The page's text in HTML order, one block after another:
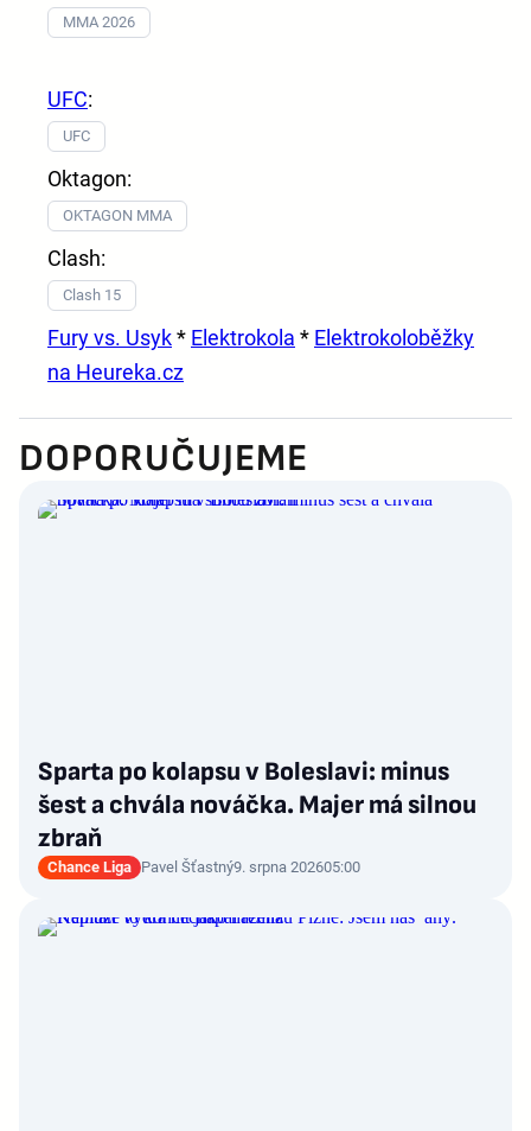
MMA 2026
UFC:
UFC
Oktagon:
OKTAGON MMA
Clash:
Clash 15
Fury vs. Usyk* Elektrokola * Elektrokoloběžky
na Heureka.cz
DOPORUČUJEME
Sparta po kolapsu v Boleslavi: minus
šest a chvála nováčka. Majer má silnou
zbraň
Chance Liga Pavel Šťastný9. srpna 202605:00